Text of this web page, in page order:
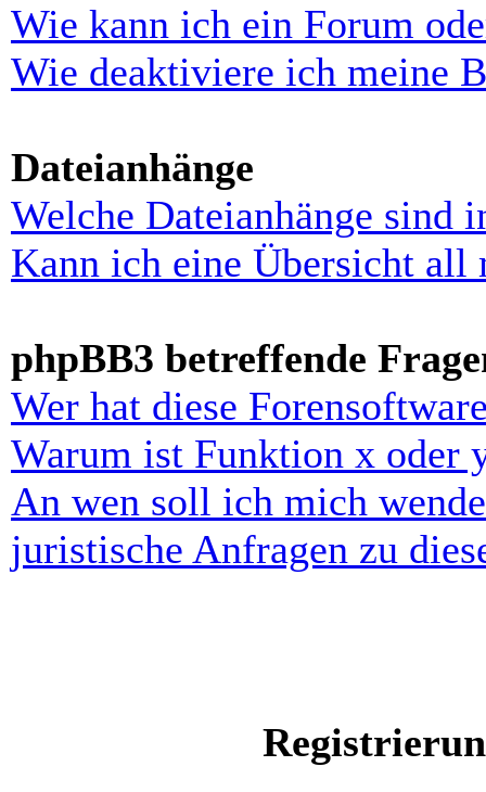
Wie kann ich ein Forum
Wie deaktiviere ich meine
Dateianhänge
Welche Dateianhänge sind
Kann ich eine Übersicht all
phpBB3 betreffende
Wer hat diese
Warum ist Funktion x oder
An wen soll ich mich
juristische Anfragen zu